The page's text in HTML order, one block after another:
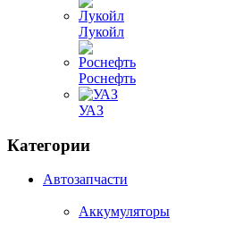
Лукойл
Роснефть
УАЗ
Категории
Автозапчасти
Аккумуляторы